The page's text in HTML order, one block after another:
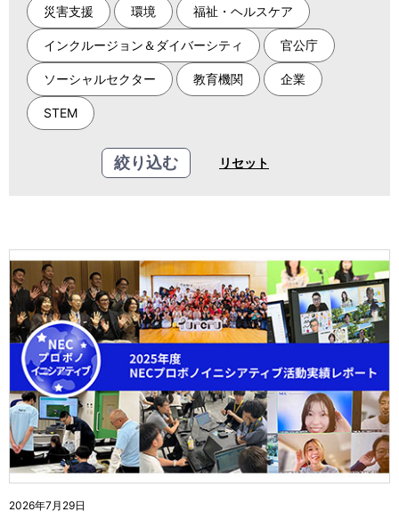
災害支援 環境 福祉・ヘルスケア
インクルージョン＆ダイバーシティ 官公庁
ソーシャルセクター 教育機関 企業
STEM
絞り込む リセット
2026年7月29日